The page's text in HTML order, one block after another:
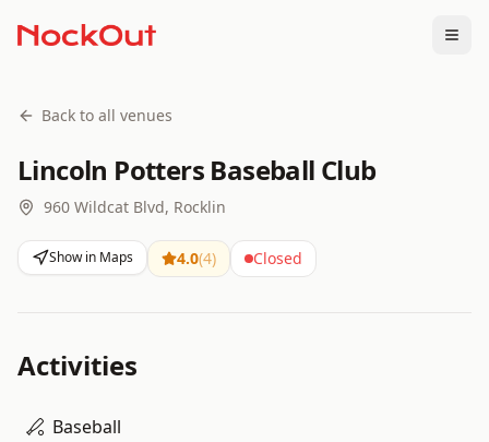
Back to all venues
Lincoln Potters Baseball Club
960 Wildcat Blvd, Rocklin
Show in Maps 4.0(4) Closed
Activities
Baseball